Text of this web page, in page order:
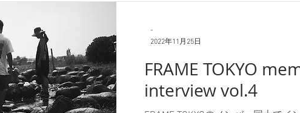
-
2022年11月25日
FRAME TOKYO
interview vol.4